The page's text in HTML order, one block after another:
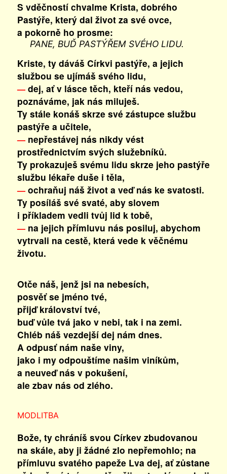
S vděčností chvalme Krista, dobrého
Pastýře, který dal život za své ovce,
a pokorně ho prosme:
PANE, BUĎ PASTÝŘEM SVÉHO LIDU.
Kriste, ty dáváš Církvi pastýře, a jejich
službou se ujímáš svého lidu,
—dej, ať v lásce těch, kteří nás vedou,
poznáváme, jak nás miluješ.
Ty stále konáš skrze své zástupce službu
pastýře a učitele,
—nepřestávej nás nikdy vést
prostřednictvím svých služebníků.
Ty prokazuješ svému lidu skrze jeho pastýře
službu lékaře duše i těla,
—ochraňuj náš život a veď nás ke svatosti.
Ty posíláš své svaté, aby slovem
i příkladem vedli tvůj lid k tobě,
—na jejich přímluvu nás posiluj, abychom
vytrvali na cestě, která vede k věčnému
životu.
Otče náš, jenž jsi na nebesích,
posvěť se jméno tvé,
přijď království tvé,
buď vůle tvá jako v nebi, tak i na zemi.
Chléb náš vezdejší dej nám dnes.
A odpusť nám naše viny,
jako i my odpouštíme našim viníkům,
a neuveď nás v pokušení,
ale zbav nás od zlého.
MODLITBA
Bože, ty chráníš svou Církev zbudovanou
na skále, aby ji žádné zlo nepřemohlo; na
přímluvu svatého papeže Lva dej, ať zůstane